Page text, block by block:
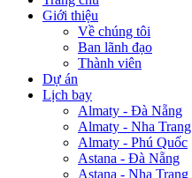
Giới thiệu
Về chúng tôi
Ban lãnh đạo
Thành viên
Dự án
Lịch bay
Almaty - Đà Nẵng
Almaty - Nha Trang
Almaty - Phú Quốc
Astana - Đà Nẵng
Astana - Nha Trang